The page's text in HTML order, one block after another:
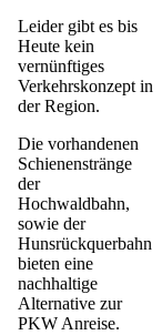
Leider gibt es bis
Heute kein
vernünftiges
Verkehrskonzept in
der Region.
Die vorhandenen
Schienenstränge
der
Hochwaldbahn,
sowie der
Hunsrückquerbahn
bieten eine
nachhaltige
Alternative zur
PKW Anreise.